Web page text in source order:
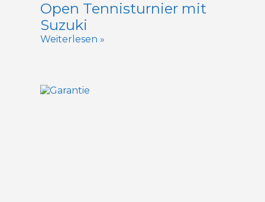
Open Tennisturnier mit
Suzuki
Weiterlesen »